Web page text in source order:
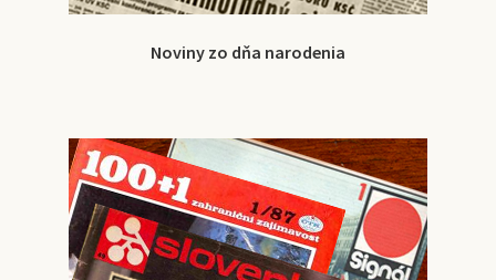
Noviny zo dňa narodenia